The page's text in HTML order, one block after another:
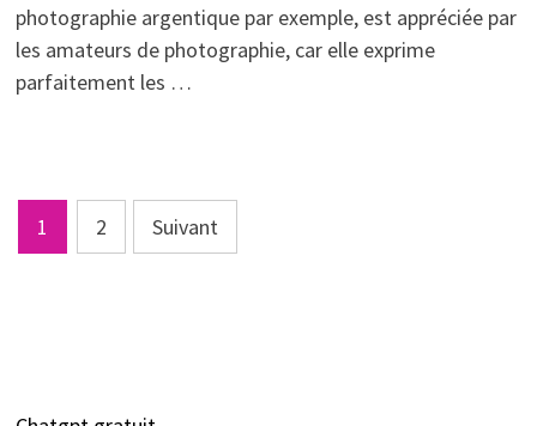
photographie argentique par exemple, est appréciée par
les amateurs de photographie, car elle exprime
parfaitement les …
Pagination
des
1 2 Suivant